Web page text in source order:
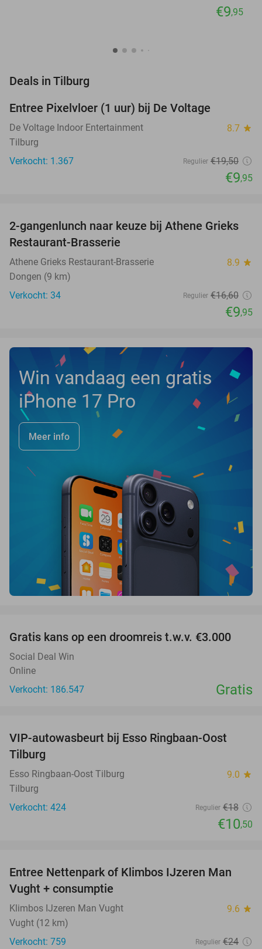
€9,95
Deals in Tilburg
Entree Pixelvloer (1 uur) bij De Voltage
De Voltage Indoor Entertainment 8.7 star
Tilburg
Verkocht: 1.367
Regulier €19,50
€9,95
40%
NEW
TODAY
2-gangenlunch naar keuze bij Athene Grieks
Restaurant-Brasserie
Athene Grieks Restaurant-Brasserie 8.9 star
Dongen (9 km)
Verkocht: 34
Regulier €16,60
€9,95
Win vandaag een gratis
iPhone 17 Pro
Meer info
Gratis kans op een droomreis t.w.v. €3.000
Social Deal Win
Online
Verkocht: 186.547
Gratis
42%
VIP-autowasbeurt bij Esso Ringbaan-Oost
Tilburg
Esso Ringbaan-Oost Tilburg 9.0 star
Tilburg
Verkocht: 424
Regulier €18
€10,50
29%
Entree Nettenpark of Klimbos IJzeren Man
Vught + consumptie
Klimbos IJzeren Man Vught 9.6 star
Vught (12 km)
Verkocht: 759
Regulier €24